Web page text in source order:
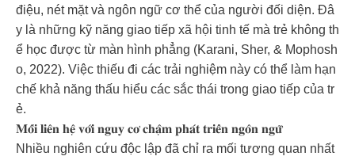
điệu, nét mặt và ngôn ngữ cơ thể của người đối diện. Đâ
y là những kỹ năng giao tiếp xã hội tinh tế mà trẻ không th
ể học được từ màn hình phẳng (Karani, Sher, & Mophosh
o, 2022). Việc thiếu đi các trải nghiệm này có thể làm hạn
chế khả năng thấu hiểu các sắc thái trong giao tiếp của tr
ẻ.
𝐌𝐨̂́𝐢 𝐥𝐢𝐞̂𝐧 𝐡𝐞̣̂ 𝐯𝐨̛́𝐢 𝐧𝐠𝐮𝐲 𝐜𝐨̛ 𝐜𝐡𝐚̣̂𝐦 𝐩𝐡𝐚́𝐭 𝐭𝐫𝐢𝐞̂̉𝐧 𝐧𝐠𝐨̂𝐧 𝐧𝐠𝐮̛̃
Nhiều nghiên cứu độc lập đã chỉ ra mối tương quan nhất